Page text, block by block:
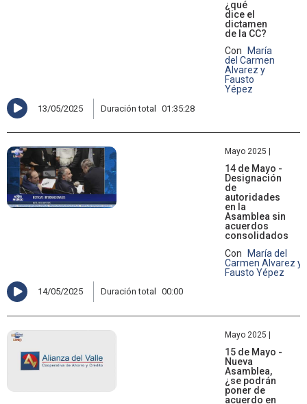
¿qué
dice el
dictamen
de la CC?
Con
María
del Carmen
Alvarez y
Fausto
Yépez
13/05/2025 Duración total 01:35:28
Mayo 2025 |
14 de Mayo -
Designación
de
autoridades
en la
Asamblea sin
acuerdos
consolidados
Con
María del
Carmen Alvarez y
Fausto Yépez
14/05/2025 Duración total 00:00
Mayo 2025 |
15 de Mayo -
Nueva
Asamblea,
¿se podrán
poner de
acuerdo en